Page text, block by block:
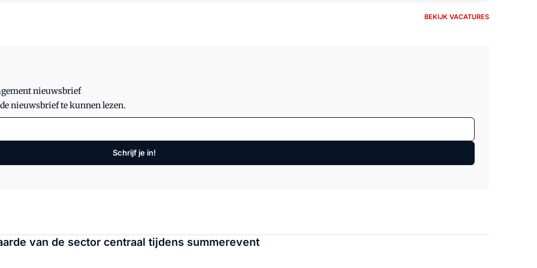
BEKIJK VACATURES
nieuwsbrief
nieuwsbrief te kunnen lezen.
Schrijf je in!
van de sector centraal tijdens summerevent